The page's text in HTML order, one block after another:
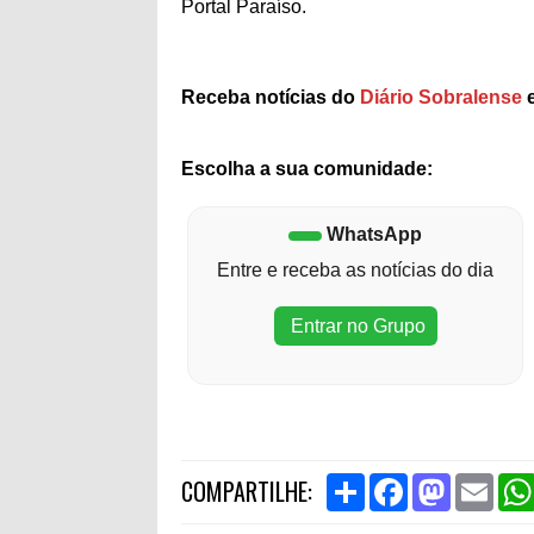
Portal Paraíso.
Receba notícias do Diário Sobralense
Escolha a sua comunidade:
WhatsApp
Entre e receba as notícias do dia
Entrar no Grupo
COMPARTILHE:
S
h
F
M
E
m